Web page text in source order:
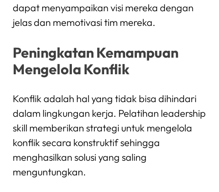
dapat menyampaikan visi mereka dengan
jelas dan memotivasi tim mereka.
Peningkatan Kemampuan
Mengelola Konflik
Konflik adalah hal yang tidak bisa dihindari
dalam lingkungan kerja. Pelatihan leadership
skill memberikan strategi untuk mengelola
konflik secara konstruktif sehingga
menghasilkan solusi yang saling
menguntungkan.